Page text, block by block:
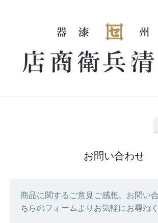
お問い合わせ
商品に関するご意見ご感想、お問い
ちらのフォームよりお気軽にお尋ねく